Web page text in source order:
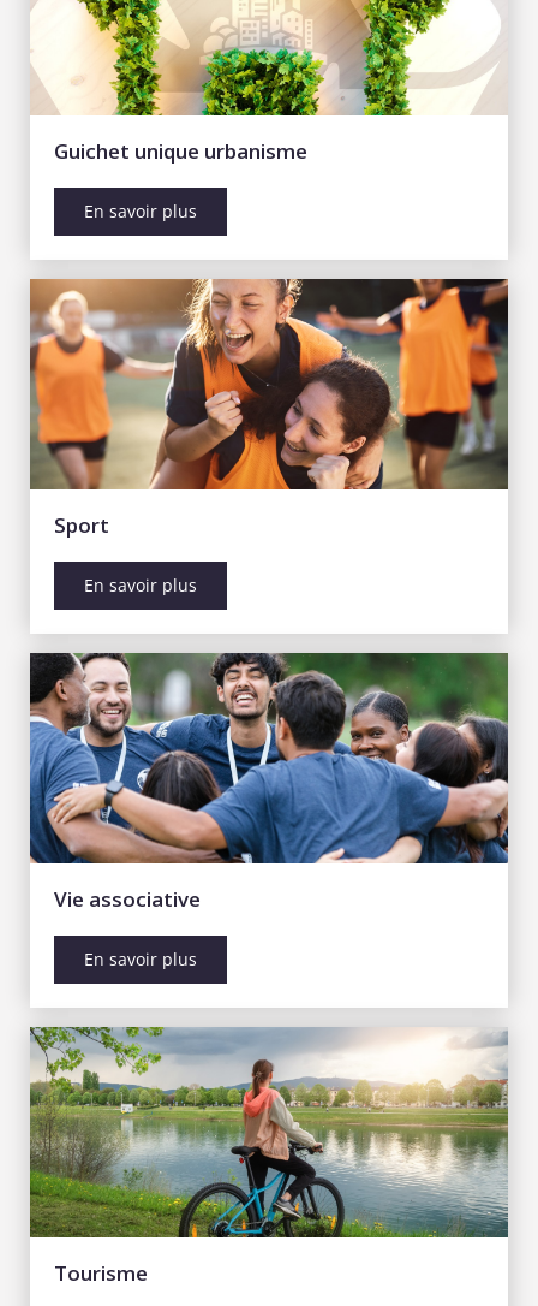
Guichet unique urbanisme
En savoir plus
Sport
En savoir plus
Vie associative
En savoir plus
Tourisme